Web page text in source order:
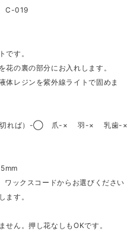
C-019
です。
の裏の部分にお入れします。
体レジンを紫外線ライトで固めま
切れば）-◯ 爪-× 羽-× 乳歯-×
ックスコードからお選びください
ます。
せん。押し花なしもOKです。